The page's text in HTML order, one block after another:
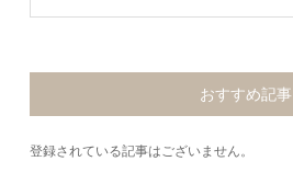
おすすめ記事
登録されている記事はございません。